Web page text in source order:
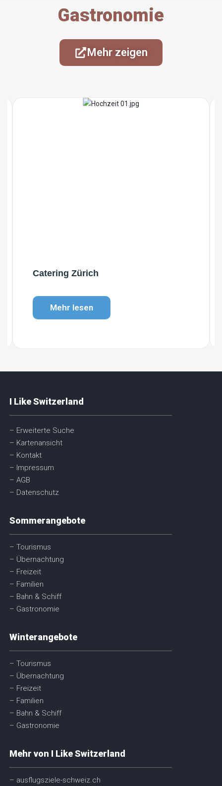
Gastronomie
Mehr zeigen
Catering Zürich
Mehr lesen
I Like Switzerland
– Erweiterte Suche
– Kartenansicht
– Kontakt
– Impressum
– AGB
– Datenschutz
Sommerangebote
– Tourismus
– Übernachtung
– Freizeit
– Familien
– Bahn & Schiff
– Gastronomie
Winterangebote
– Tourismus
– Übernachtung
– Freizeit
– Familien
– Bahn & Schiff
– Gastronomie
Mehr von I Like Switzerland
– ausflugsziele-schweiz.ch